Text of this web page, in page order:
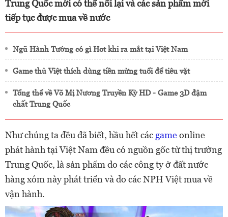
Trung Quốc mới có thể nối lại và các sản phẩm mới
tiếp tục được mua về nước
Ngũ Hành Tướng có gì Hot khi ra mắt tại Việt Nam
Game thủ Việt thích dùng tiền mừng tuổi để tiêu vặt
Tổng thể về Võ Mị Nương Truyền Kỳ HD - Game 3D đậm
chất Trung Quốc
Như chúng ta đều đã biết, hầu hết các gameonline
phát hành tại Việt Nam đều có nguồn gốc từ thị trường
Trung Quốc, là sản phẩm do các công ty ở đất nước
hàng xóm này phát triển và do các NPH Việt mua về
vận hành.